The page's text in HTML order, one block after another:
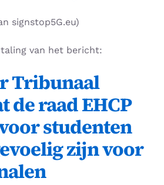
signstop5G.eu)
van het bericht:
Tribunaal
de raad EHCP
studenten
zijn voor